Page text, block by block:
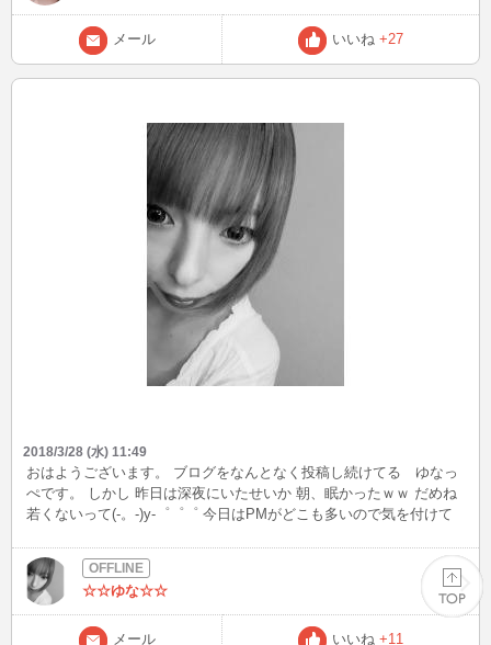
メール いいね +27
2018/3/28 (水) 11:49
おはようございます。 ブログをなんとなく投稿し続けてる ゆなっ
ぺです。 しかし 昨日は深夜にいたせいか 朝、眠かったｗｗ だめね
若くないって(-。-)y-゜゜゜ 今日はPMがどこも多いので気を付けて
けか？ 今日の出没時間は 謎 捕まえてくださーーい！
☆☆ゆな☆☆
メール いいね +11